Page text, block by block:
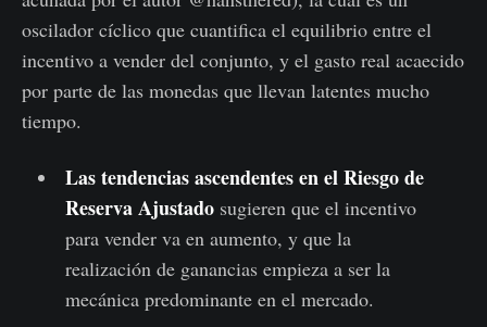
oscilador cíclico que cuantifica el equilibrio entre el
incentivo a vender del conjunto, y el gasto real acaecido
por parte de las monedas que llevan latentes mucho
tiempo.
Las tendencias ascendentes en el Riesgo de
Reserva Ajustadosugieren que el incentivo
para vender va en aumento, y que la
realización de ganancias empieza a ser la
mecánica predominante en el mercado.